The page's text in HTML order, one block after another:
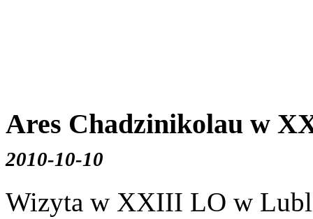
Ares Chadzinikolau w
2010-10-10
Wizyta w XXIII LO w